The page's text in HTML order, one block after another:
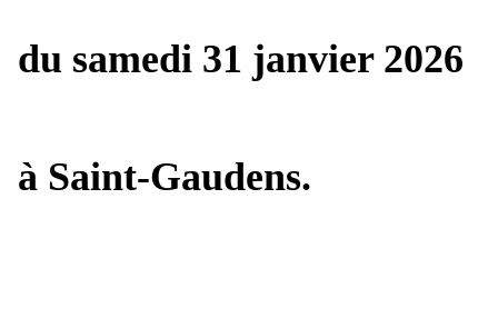
du samedi 31 janvier 2026
à Saint-Gaudens.